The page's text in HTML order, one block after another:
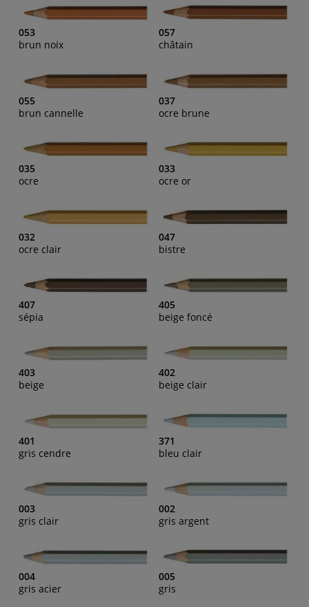
053
brun noix
057
châtain
055
brun cannelle
037
ocre brune
035
ocre
033
ocre or
032
ocre clair
047
bistre
407
sépia
405
beige foncé
403
beige
402
beige clair
401
gris cendre
371
bleu clair
003
gris clair
002
gris argent
004
gris acier
005
gris